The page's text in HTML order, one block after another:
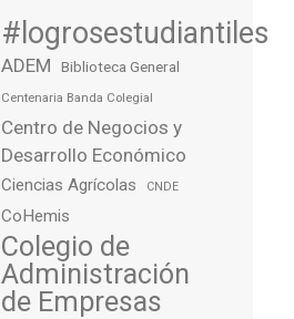
#logrosestudiantiles
ADEM Biblioteca General
Centenaria Banda Colegial
Centro de Negocios y
Desarrollo Económico
Ciencias Agrícolas CNDE
CoHemis
Colegio de
Administración
de Empresas